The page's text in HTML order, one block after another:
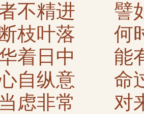
精进 譬如
叶落 何时
日中 能有
纵意 命过
非常 对来